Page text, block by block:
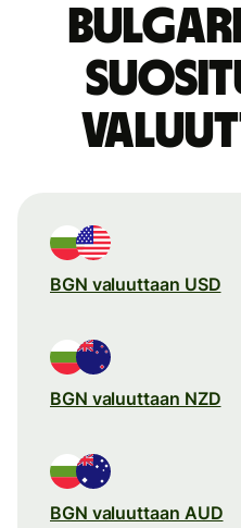
BGN valuuttaan USD
BGN valuuttaan NZD
BGN valuuttaan AUD